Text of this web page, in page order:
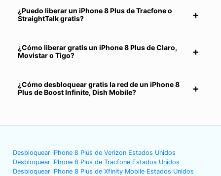
¿Puedo liberar un iPhone 8 Plus de Tracfone o
StraightTalk gratis?
¿Cómo liberar gratis un iPhone 8 Plus de Claro,
Movistar o Tigo?
¿Cómo desbloquear gratis la red de un iPhone 8
Plus de Boost Infinite, Dish Mobile?
Desbloquear iPhone 8 Plus de Verizon Estados Unidos
Desbloquear iPhone 8 Plus de Tracfone Estados Unidos
Desbloquear iPhone 8 Plus de Xfinity Mobile Estados Unidos